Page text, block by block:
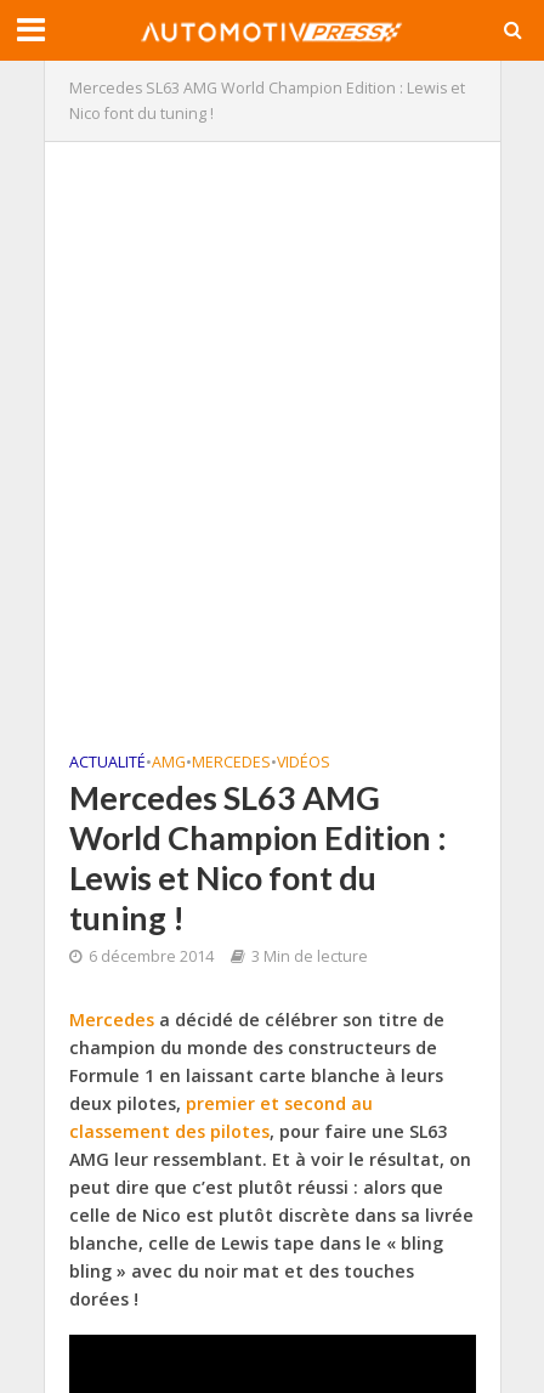
Mercedes SL63 AMG World Champion Edition : Lewis et
Nico font du tuning !
ACTUALITÉ•AMG•MERCEDES•VIDÉOS
Mercedes SL63 AMG
World Champion Edition :
Lewis et Nico font du
tuning !
6 décembre 2014 3 Min de lecture
Mercedesa décidé de célébrer son titre de
champion du monde des constructeurs de
Formule 1 en laissant carte blanche à leurs
deux pilotes, premier et second au
classement des pilotes, pour faire une SL63
AMG leur ressemblant. Et à voir le résultat, on
peut dire que c’est plutôt réussi : alors que
celle de Nico est plutôt discrète dans sa livrée
blanche, celle de Lewis tape dans le « bling
bling » avec du noir mat et des touches
dorées !